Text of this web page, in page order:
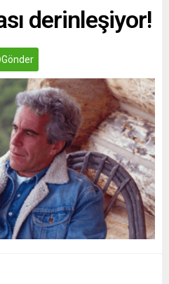
derinleşiyor!
Gönder